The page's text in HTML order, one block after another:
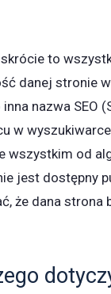
to
danej stronie
nazwa SEO
w
wszystkim od
jest dostępny
że dana strona